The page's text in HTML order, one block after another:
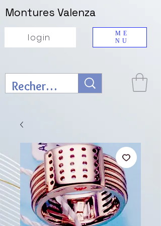
ME
NU
Montures Valenza
login